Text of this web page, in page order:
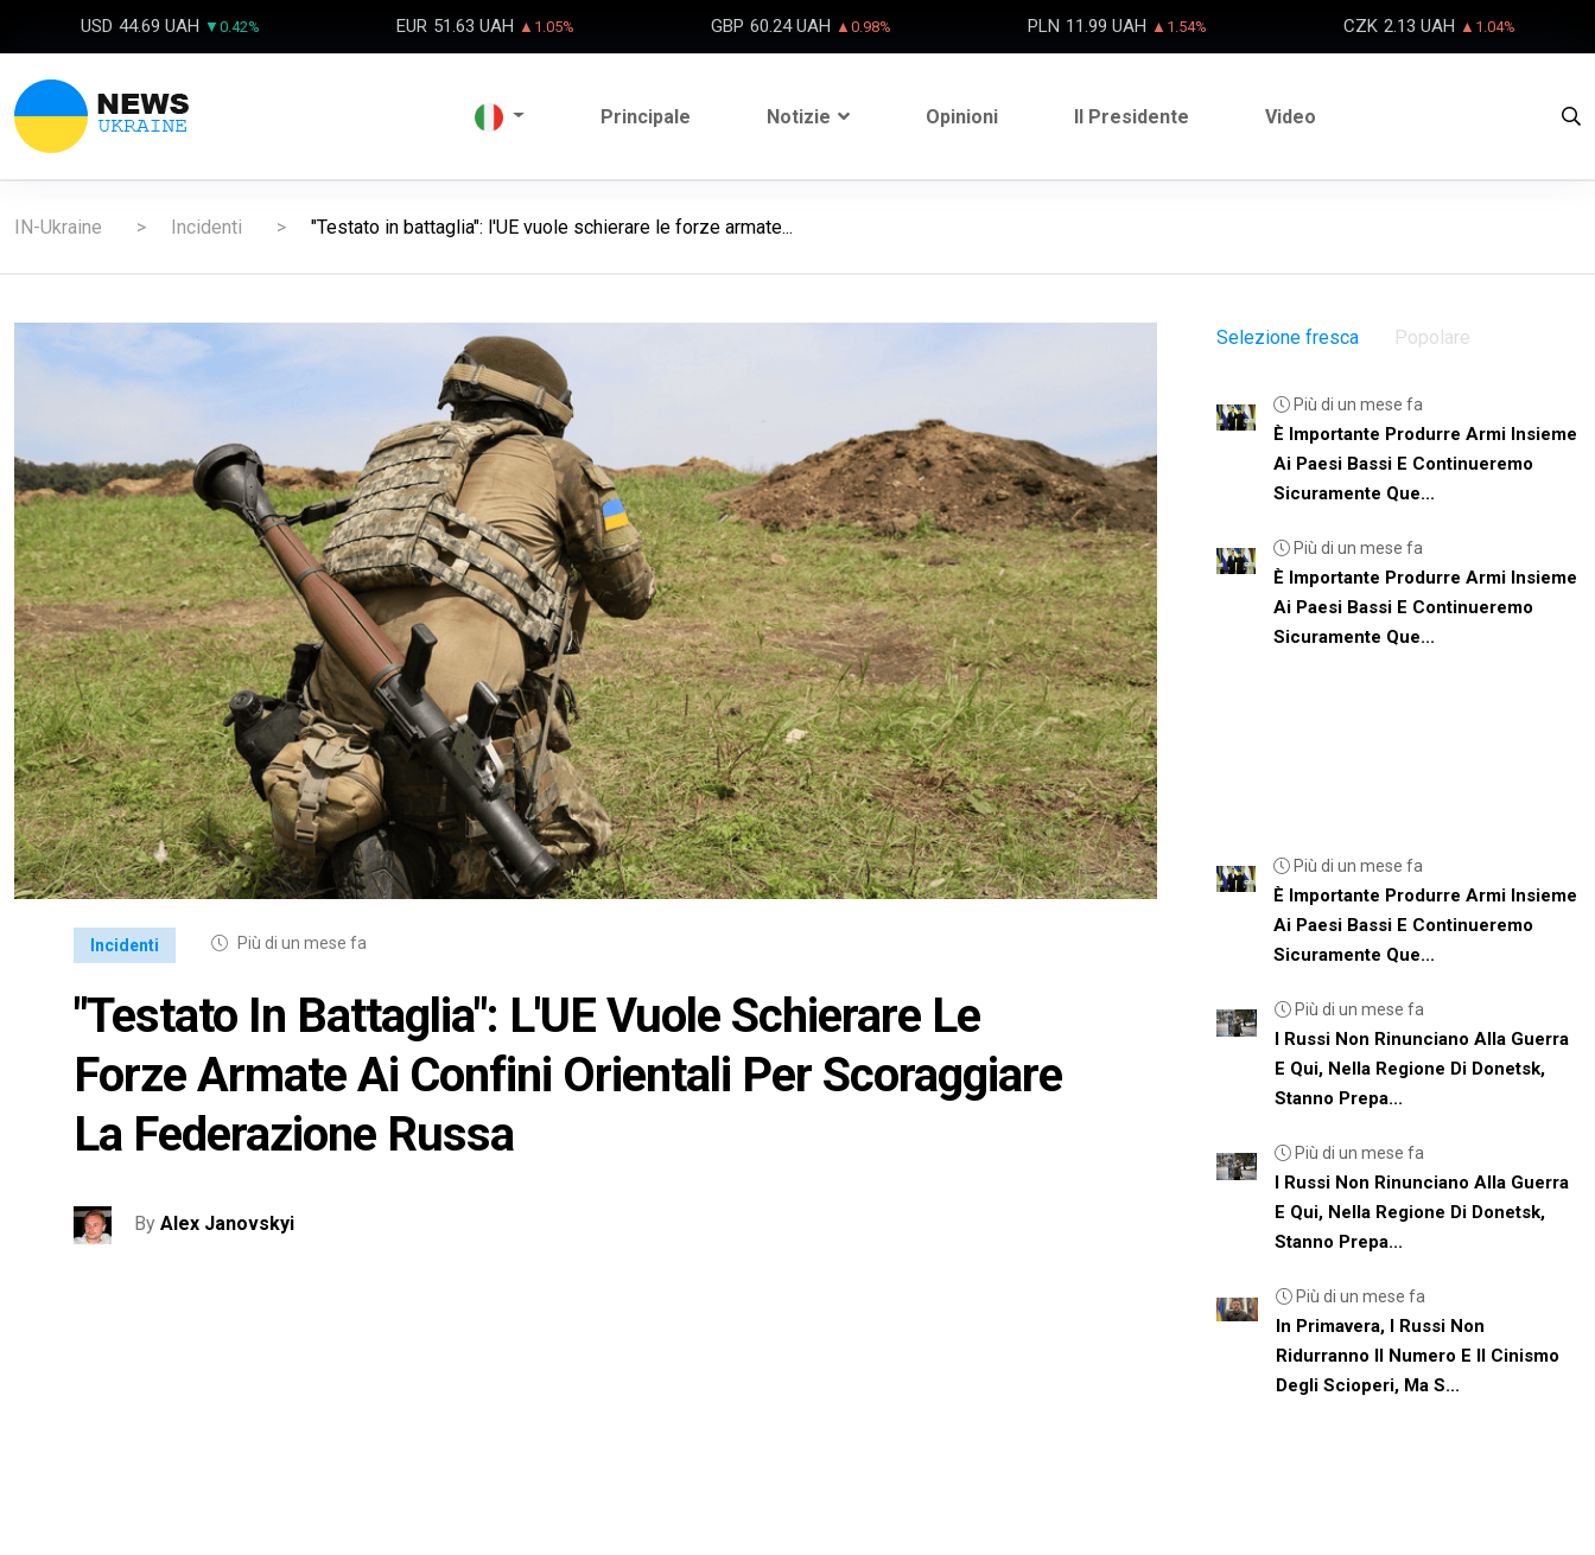
USD 44.69 UAH ▼0.42% EUR 51.63 UAH ▲1.05% GBP 60.24 UAH ▲0.98% PLN 11.99 UAH ▲1.54% CZK 2.13 UAH ▲1.04%
Principale Notizie Opinioni Il Presidente Video
IN-Ukraine Incidenti "Testato in battaglia": l'UE vuole schierare le forze armate...
Incidenti Più di un mese fa
"Testato In Battaglia": L'UE Vuole Schierare Le
Forze Armate Ai Confini Orientali Per Scoraggiare
La Federazione Russa
By Alex Janovskyi
Selezione fresca Popolare
Più di un mese fa
È Importante Produrre Armi Insieme
Ai Paesi Bassi E Continueremo
Sicuramente Que...
Più di un mese fa
È Importante Produrre Armi Insieme
Ai Paesi Bassi E Continueremo
Sicuramente Que...
Più di un mese fa
È Importante Produrre Armi Insieme
Ai Paesi Bassi E Continueremo
Sicuramente Que...
Più di un mese fa
I Russi Non Rinunciano Alla Guerra
E Qui, Nella Regione Di Donetsk,
Stanno Prepa...
Più di un mese fa
I Russi Non Rinunciano Alla Guerra
E Qui, Nella Regione Di Donetsk,
Stanno Prepa...
Più di un mese fa
In Primavera, I Russi Non
Ridurranno Il Numero E Il Cinismo
Degli Scioperi, Ma S...